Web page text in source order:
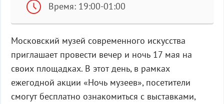
Время: 19:00-01:00
Московский музей современного искусства
приглашает провести вечер и ночь 17 мая на
своих площадках. В этот день, в рамках
ежегодной акции «Ночь музеев», посетители
смогут бесплатно ознакомиться с выставками,